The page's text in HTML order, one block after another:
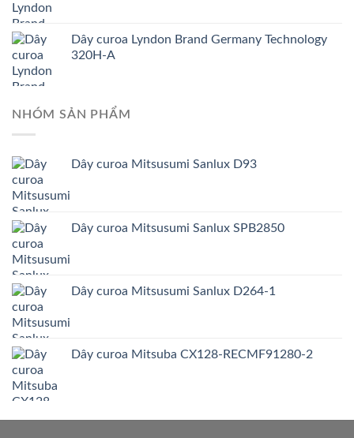
Dây curoa Lyndon Brand Germany Technology
320H-A
NHÓM SẢN PHẨM
Dây curoa Mitsusumi Sanlux D93
Dây curoa Mitsusumi Sanlux SPB2850
Dây curoa Mitsusumi Sanlux D264-1
Dây curoa Mitsuba CX128-RECMF91280-2